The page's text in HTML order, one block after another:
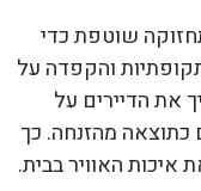
שוטפת כדי
והקפדה על
את הדיירים על
כתוצאה מהזנחה. כך
איכות האוויר בבית.